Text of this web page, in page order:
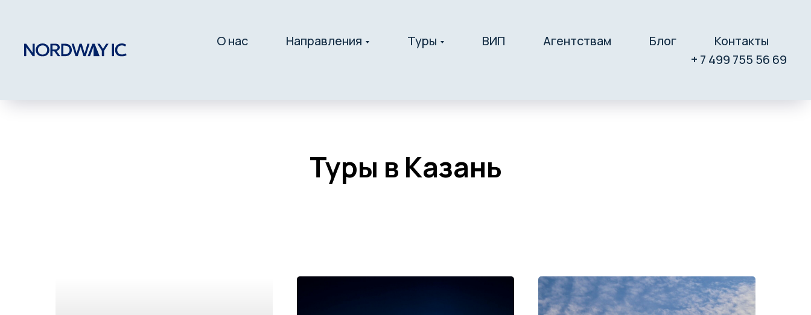
О нас Направления Туры ВИП Агентствам Блог
Контакты
+ 7 499 755 56 69
Туры в Казань